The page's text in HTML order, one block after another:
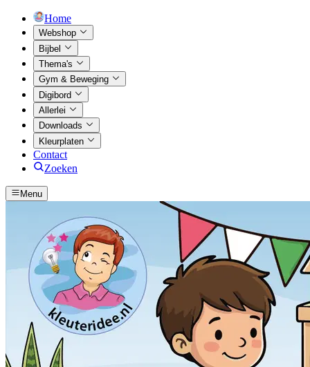
Home
Webshop
Bijbel
Thema's
Gym & Beweging
Digibord
Allerlei
Downloads
Kleurplaten
Contact
Zoeken
Menu